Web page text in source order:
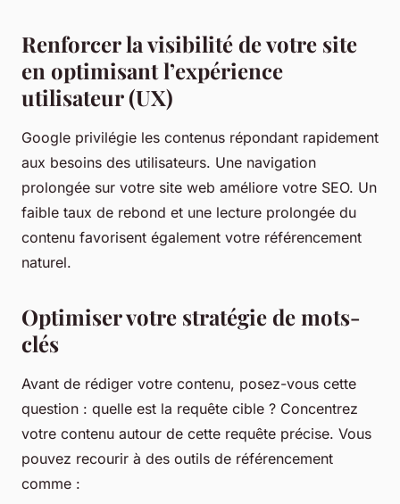
Renforcer la visibilité de votre site
en optimisant l’expérience
utilisateur (UX)
Google privilégie les contenus répondant rapidement
aux besoins des utilisateurs. Une navigation
prolongée sur votre site web améliore votre SEO. Un
faible taux de rebond et une lecture prolongée du
contenu favorisent également votre référencement
naturel.
Optimiser votre stratégie de mots-
clés
Avant de rédiger votre contenu, posez-vous cette
question : quelle est la requête cible ? Concentrez
votre contenu autour de cette requête précise. Vous
pouvez recourir à des outils de référencement
comme :